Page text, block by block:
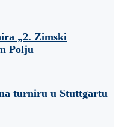
„2. Zimski
Polju
turniru u Stuttgartu